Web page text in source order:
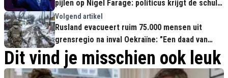
pijlen op Nigel Farage: politicus krijgt de schuld
van chaos in VK
Volgend artikel
Rusland evacueert ruim 75.000 mensen uit
grensregio na inval Oekraïne: "Een daad van
rechtvaardigheid"
Dit vind je misschien ook leuk